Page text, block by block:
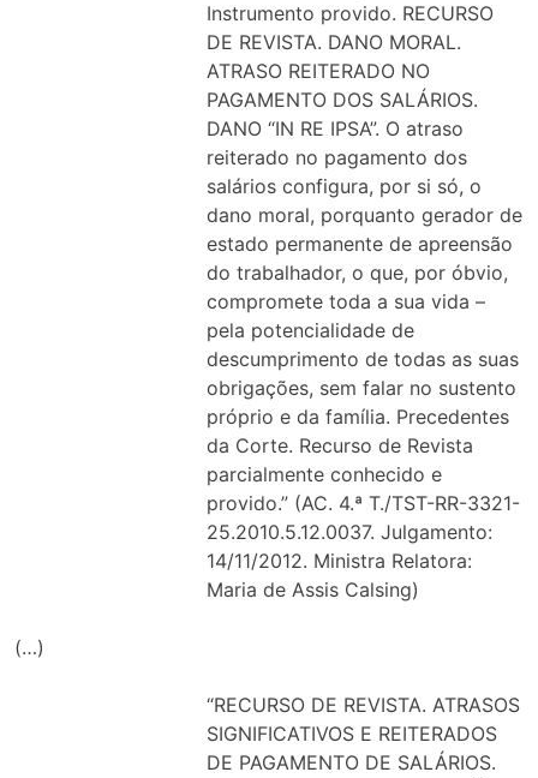
Instrumento provido. RECURSO
DE REVISTA. DANO MORAL.
ATRASO REITERADO NO
PAGAMENTO DOS SALÁRIOS.
DANO “IN RE IPSA”. O atraso
reiterado no pagamento dos
salários configura, por si só, o
dano moral, porquanto gerador de
estado permanente de apreensão
do trabalhador, o que, por óbvio,
compromete toda a sua vida –
pela potencialidade de
descumprimento de todas as suas
obrigações, sem falar no sustento
próprio e da família. Precedentes
da Corte. Recurso de Revista
parcialmente conhecido e
provido.” (AC. 4.ª T./TST-RR-3321-
25.2010.5.12.0037. Julgamento:
14/11/2012. Ministra Relatora:
Maria de Assis Calsing)
(…)
“RECURSO DE REVISTA. ATRASOS
SIGNIFICATIVOS E REITERADOS
DE PAGAMENTO DE SALÁRIOS.